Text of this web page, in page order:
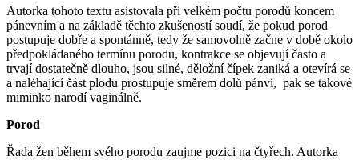
Autorka tohoto textu asistovala při velkém počtu porodů koncem
pánevním a na základě těchto zkušeností soudí, že pokud porod
postupuje dobře a spontánně, tedy že samovolně začne v době okolo
předpokládaného termínu porodu, kontrakce se objevují často a
trvají dostatečně dlouho, jsou silné, děložní čípek zaniká a otevírá se
a naléhající část plodu prostupuje směrem dolů pánví, pak se takové
miminko narodí vaginálně.
Porod
Řada žen během svého porodu zaujme pozici na čtyřech. Autorka